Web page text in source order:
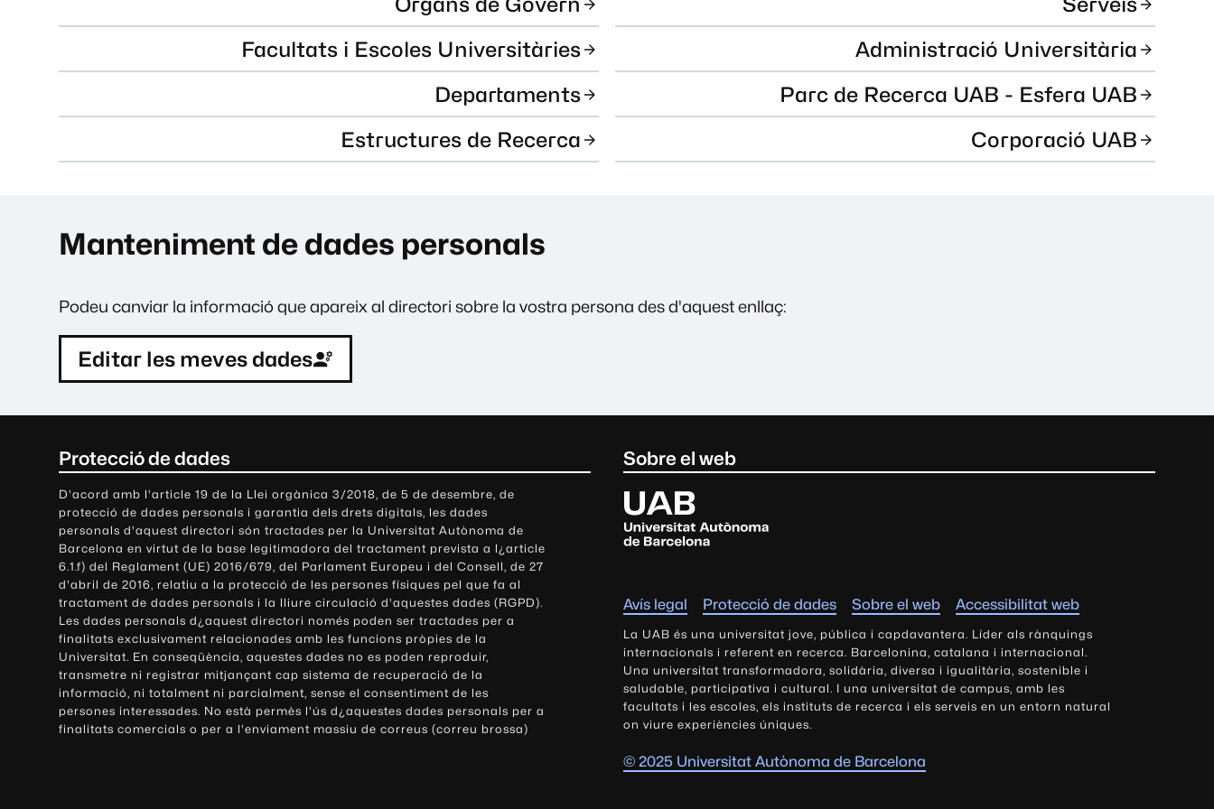
Facultats i Escoles Universitàries
Departaments
Estructures de Recerca
Administració Universitària
Parc de Recerca UAB - Esfera UAB
Corporació UAB
Manteniment de dades personals
Podeu canviar la informació que apareix al directori sobre la vostra persona des d'aquest enllaç:
Editar les meves dades
Protecció de dades
D'acord amb l'article 19 de la Llei orgànica 3/2018, de 5 de desembre, de
protecció de dades personals i garantia dels drets digitals, les dades
personals d'aquest directori són tractades per la Universitat Autònoma de
Barcelona en virtut de la base legitimadora del tractament prevista a l¿article
6.1.f) del Reglament (UE) 2016/679, del Parlament Europeu i del Consell, de 27
d'abril de 2016, relatiu a la protecció de les persones físiques pel que fa al
tractament de dades personals i la lliure circulació d'aquestes dades (RGPD).
Les dades personals d¿aquest directori només poden ser tractades per a
finalitats exclusivament relacionades amb les funcions pròpies de la
Universitat. En conseqüència, aquestes dades no es poden reproduir,
transmetre ni registrar mitjançant cap sistema de recuperació de la
informació, ni totalment ni parcialment, sense el consentiment de les
persones interessades. No està permès l'ús d¿aquestes dades personals per a
finalitats comercials o per a l'enviament massiu de correus (correu brossa)
Sobre el web
U
n
i
s
i
t
a
t
A
u
t
ò
Avís legal Protecció de dades Sobre el web Accessibilitat web
La UAB és una universitat jove, pública i capdavantera. Líder als rànquings
internacionals i referent en recerca. Barcelonina, catalana i internacional.
Una universitat transformadora, solidària, diversa i igualitària, sostenible i
saludable, participativa i cultural. I una universitat de campus, amb les
facultats i les escoles, els instituts de recerca i els serveis en un entorn natural
on viure experiències úniques.
© 2025 Universitat Autònoma de Barcelona